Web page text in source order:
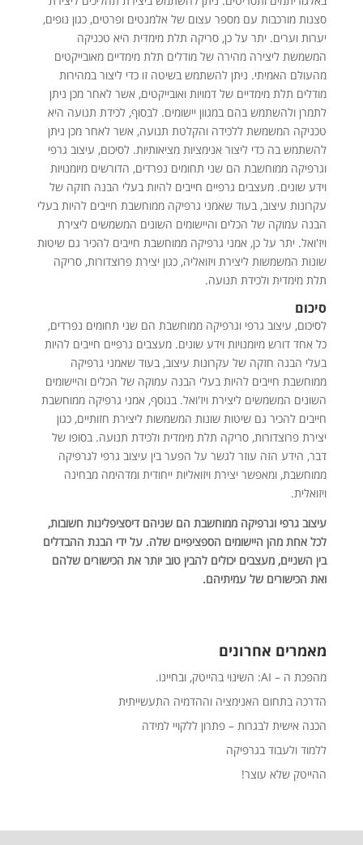
סצנות מורכבות עם מספר עצום של אלמנטים ופרטים, כגון נופים,
יערות וערים. יתר על כן, סריקה תלת מימדית היא טכניקה
המשמשת ליצירה מהירה של מודלים תלת מימדיים מאובייקטים
מהעולם האמיתי. ניתן להשתמש בשיטה זו כדי ליצור במהירות
מודלים תלת מימדיים של דמויות ואובייקטים, אשר לאחר מכן ניתן
לתמרן ולהשתמש בהם במגוון יישומים. לבסוף, לכידת תנועה היא
טכניקה המשמשת ללכידה והקלטת תנועה, אשר לאחר מכן ניתן
להשתמש בה כדי ליצור אנימציות מציאותיות. לסיכום, עיצוב גרפי
וגרפיקה ממוחשבת הם שני תחומים נפרדים, הדורשים מיומנויות
וידע שונים. מעצבים גרפיים חייבים להיות בעלי הבנה חזקה של
עקרונות עיצוב, בעוד שאמני גרפיקה ממוחשבת חייבים להיות בעלי
הבנה עמוקה של הכלים והיישומים השונים המשמשים ליצירת
ויז'ואל. יתר על כן, אמני גרפיקה ממוחשבת חייבים להכיר גם שיטות
שונות המשמשות ליצירת ויזואליה, כגון יצירת פרוצדורות, סריקה
תלת מימדית ולכידת תנועה.
סיכום
לסיכום, עיצוב גרפי וגרפיקה ממוחשבת הם שני תחומים נפרדים,
כל אחד דורש מיומנויות וידע שונים. מעצבים גרפיים חייבים להיות
בעלי הבנה חזקה של עקרונות עיצוב, בעוד שאמני גרפיקה
ממוחשבת חייבים להיות בעלי הבנה עמוקה של הכלים והיישומים
השונים המשמשים ליצירת ויז'ואל. בנוסף, אמני גרפיקה ממוחשבת
חייבים להכיר גם שיטות שונות המשמשות ליצירת חזותיים, כגון
יצירת פרוצדורות, סריקה תלת מימדית ולכידת תנועה. בסופו של
דבר, הידע הזה עוזר לגשר על הפער בין עיצוב גרפי לגרפיקה
ממוחשבת, ומאפשר יצירת ויזואליות ייחודית ומדהימה מבחינה
ויזואלית.
עיצוב גרפי וגרפיקה ממוחשבת הם שניהם דיסציפלינות חשובות,
לכל אחת מהן היישומים הספציפיים שלה. על ידי הבנת ההבדלים
בין השניים, מעצבים יכולים להבין טוב יותר את הכישורים שלהם
ואת הכישורים של עמיתיהם.
מאמרים אחרונים
מהפכת ה – AI: השינוי בהייטק, ובחיינו.
הדרכה בתחום האנימציה וההדמיה התעשייתית
הכנה אישית לבגרות – פתרון ללקויי למידה
ללמוד ולעבוד בגרפיקה
ההייטק שלא עוצר!